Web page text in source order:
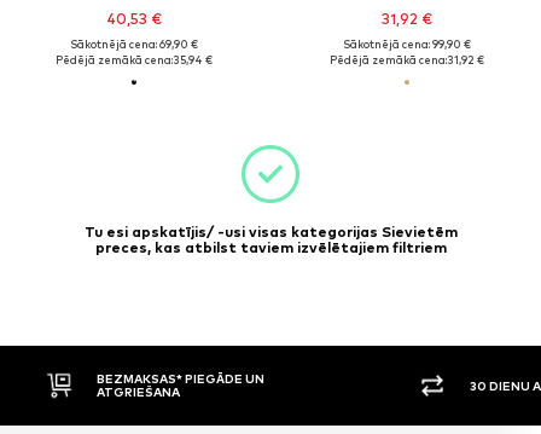
40,53 €
Sākotnējā cena: 69,90 €
Pēdējā zemākā cena:35,94 €
31,92 €
Sākotnējā cena: 99,90 €
Pēdējā zemākā cena:31,92 €
Tu esi apskatījis/ -usi visas kategorijas Sievietēm
preces, kas atbilst taviem izvēlētajiem filtriem
BEZMAKSAS* PIEGĀDE UN
ATGRIEŠANA
30 DIENU